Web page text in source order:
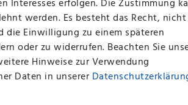
Interesses erfolgen. Die Zustimmung
werden. Es besteht das Recht, nicht
die Einwilligung zu einem späteren
oder zu widerrufen. Beachten Sie
Hinweise zur Verwendung
Daten in unserer
Template von Plenty Lions
BACK TO TOP